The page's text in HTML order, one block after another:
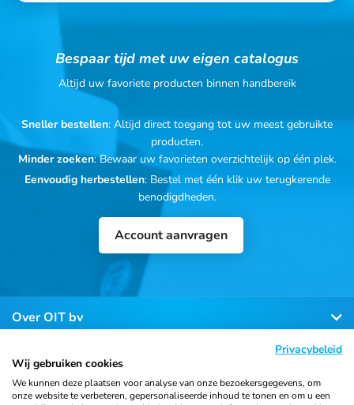
Bespaar tijd met uw eigen catalogus
Altijd uw favoriete producten binnen handbereik
Sneller bestellen: Altijd direct toegang tot uw meest gebruikte
producten.
Minder zoeken: Bewaar uw favorieten overzichtelijk op één plek.
Eenvoudig herbestellen: Bestel met één klik uw terugkerende
benodigdheden.
Account aanvragen
Over OIT bv
Klantenservice
Privacybeleid
Wij gebruiken cookies
We kunnen deze plaatsen voor analyse van onze bezoekersgegevens, om
onze website te verbeteren, gepersonaliseerde inhoud te tonen en om u een